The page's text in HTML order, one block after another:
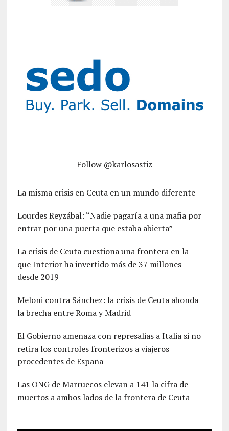
Follow @karlosastiz
La misma crisis en Ceuta en un mundo diferente
Lourdes Reyzábal: “Nadie pagaría a una mafia por
entrar por una puerta que estaba abierta”
La crisis de Ceuta cuestiona una frontera en la
que Interior ha invertido más de 37 millones
desde 2019
Meloni contra Sánchez: la crisis de Ceuta ahonda
la brecha entre Roma y Madrid
El Gobierno amenaza con represalias a Italia si no
retira los controles fronterizos a viajeros
procedentes de España
Las ONG de Marruecos elevan a 141 la cifra de
muertos a ambos lados de la frontera de Ceuta